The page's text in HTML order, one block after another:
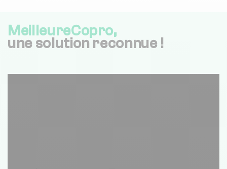
MeilleureCopro,
une solution reconnue !